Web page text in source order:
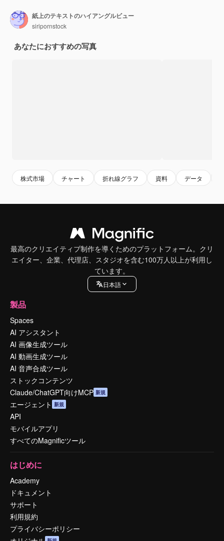
紙上のテキストのハイアングルビュー
siripornstock
あなたにおすすめの写真
株式市場 チャート 折れ線グラフ 資料 データ
最高のクリエイティブ制作を導くためのプラットフォーム。クリ
エイター、企業、代理店、スタジオを含む100万人以上が利用し
ています。
日本語
製品
Spaces
AI アシスタント
AI 画像生成ツール
AI 動画生成ツール
AI 音声合成ツール
ストックコンテンツ
Claude/ChatGPT向けMCP 新規
エージェント 新規
API
モバイルアプリ
すべてのMagnificツール
はじめに
Academy
ドキュメント
サポート
利用規約
プライバシーポリシー